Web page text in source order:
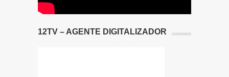
12TV – AGENTE DIGITALIZADOR